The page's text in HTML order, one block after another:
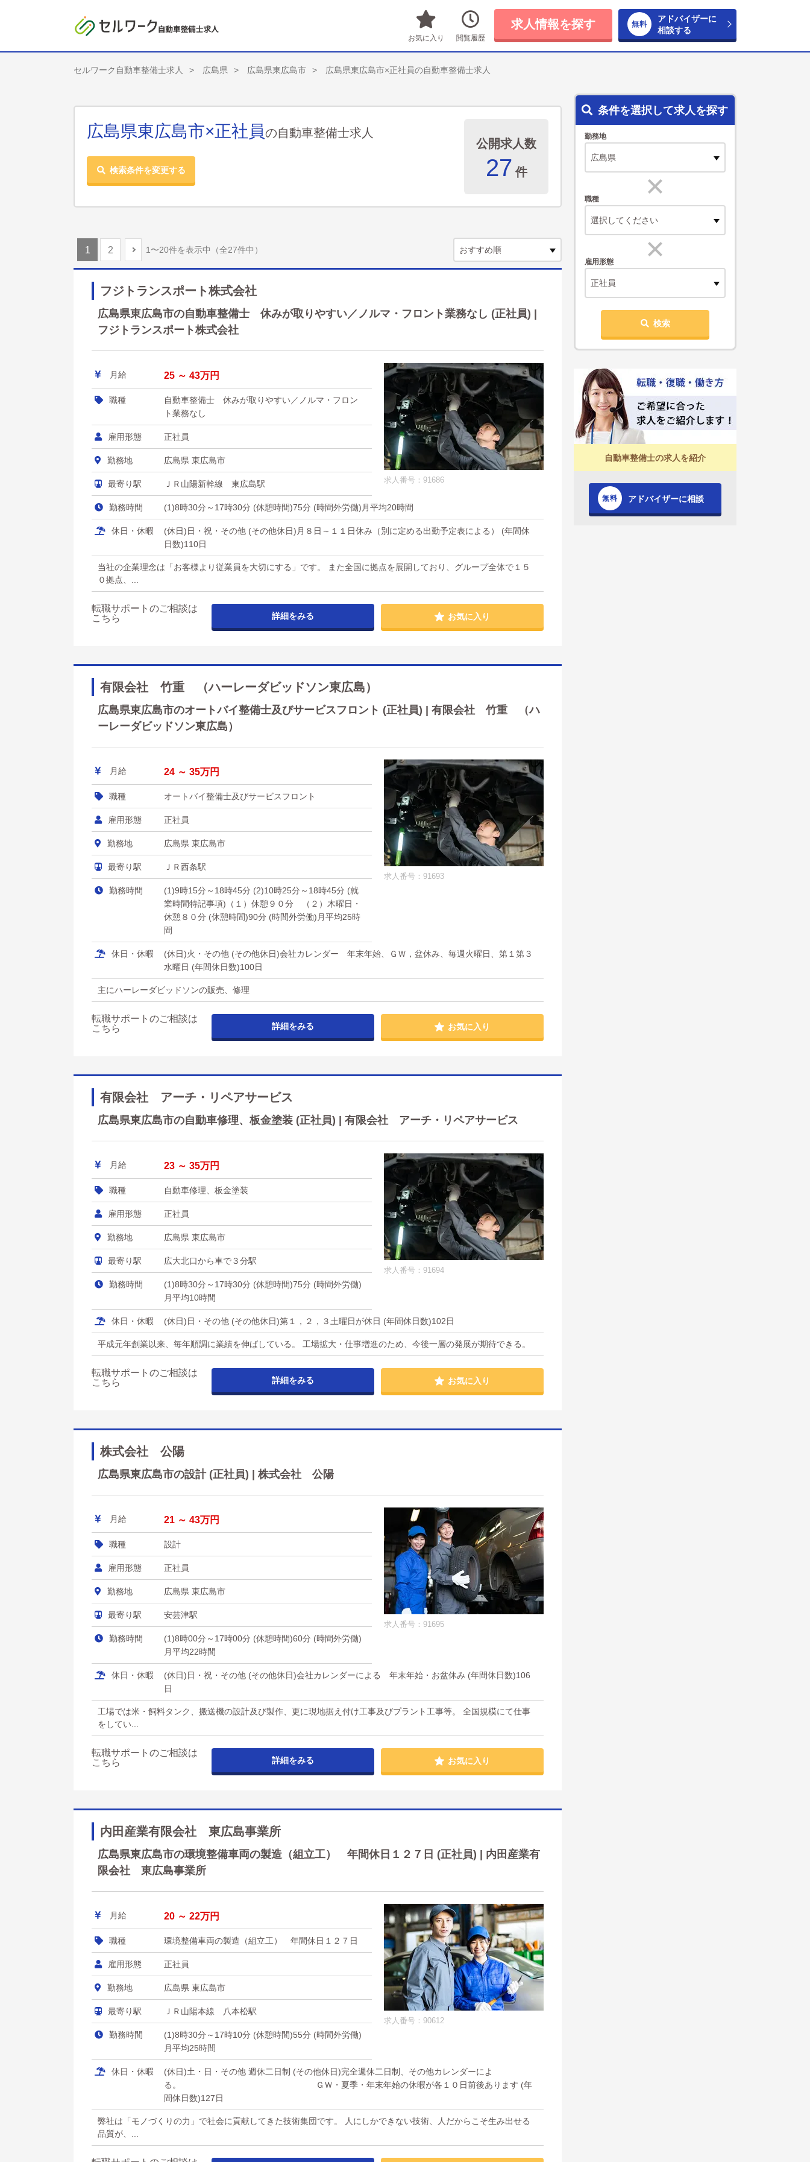
お気に入り 閲覧履歴
求人情報を探す
アドバイザーに
相談する
セルワーク自動車整備士求人 広島県 広島県東広島市 広島県東広島市×正社員の自動車整備士求人
広島県東広島市×正社員の自動車整備士求人
検索条件を変更する
公開求人数
27 件
1 2 1〜20件を表示中 （全27件中）
フジトランスポート株式会社
広島県東広島市の自動車整備士 休みが取りやすい／ノルマ・フロント業務なし (正社員) |
フジトランスポート株式会社
求人番号：91686
月給 25 ～ 43万円
職種
自動車整備士 休みが取りやすい／ノルマ・フロン
ト業務なし
雇用形態 正社員
勤務地 広島県 東広島市
最寄り駅 ＪＲ山陽新幹線 東広島駅
勤務時間 (1)8時30分～17時30分 (休憩時間)75分 (時間外労働)月平均20時間
休日・休暇
(休日)日・祝・その他 (その他休日)月８日～１１日休み（別に定める出勤予定表による） (年間休
日数)110日
当社の企業理念は「お客様より従業員を大切にする」です。 また全国に拠点を展開しており、グループ全体で１５
０拠点、...
転職サポートのご相談は
こちら
詳細をみる お気に入り
有限会社 竹重 （ハーレーダビッドソン東広島）
広島県東広島市のオートバイ整備士及びサービスフロント (正社員) | 有限会社 竹重 （ハ
ーレーダビッドソン東広島）
求人番号：91693
月給 24 ～ 35万円
職種 オートバイ整備士及びサービスフロント
雇用形態 正社員
勤務地 広島県 東広島市
最寄り駅 ＪＲ西条駅
勤務時間
(1)9時15分～18時45分 (2)10時25分～18時45分 (就
業時間特記事項)（１）休憩９０分 （２）木曜日・
休憩８０分 (休憩時間)90分 (時間外労働)月平均25時
間
休日・休暇
(休日)火・その他 (その他休日)会社カレンダー 年末年始、ＧＷ，盆休み、毎週火曜日、第１第３
水曜日 (年間休日数)100日
主にハーレーダビッドソンの販売、修理
転職サポートのご相談は
こちら
詳細をみる お気に入り
有限会社 アーチ・リペアサービス
広島県東広島市の自動車修理、板金塗装 (正社員) | 有限会社 アーチ・リペアサービス
求人番号：91694
月給 23 ～ 35万円
職種 自動車修理、板金塗装
雇用形態 正社員
勤務地 広島県 東広島市
最寄り駅 広大北口から車で３分駅
勤務時間
(1)8時30分～17時30分 (休憩時間)75分 (時間外労働)
月平均10時間
休日・休暇 (休日)日・その他 (その他休日)第１，２，３土曜日が休日 (年間休日数)102日
平成元年創業以来、毎年順調に業績を伸ばしている。 工場拡大・仕事増進のため、今後一層の発展が期待できる。
転職サポートのご相談は
こちら
詳細をみる お気に入り
株式会社 公陽
広島県東広島市の設計 (正社員) | 株式会社 公陽
求人番号：91695
月給 21 ～ 43万円
職種 設計
雇用形態 正社員
勤務地 広島県 東広島市
最寄り駅 安芸津駅
勤務時間
(1)8時00分～17時00分 (休憩時間)60分 (時間外労働)
月平均22時間
休日・休暇
(休日)日・祝・その他 (その他休日)会社カレンダーによる 年末年始・お盆休み (年間休日数)106
日
工場では米・飼料タンク、搬送機の設計及び製作、更に現地据え付け工事及びプラント工事等。 全国規模にて仕事
をしてい...
転職サポートのご相談は
こちら
詳細をみる お気に入り
内田産業有限会社 東広島事業所
広島県東広島市の環境整備車両の製造（組立工） 年間休日１２７日 (正社員) | 内田産業有
限会社 東広島事業所
求人番号：90612
月給 20 ～ 22万円
職種 環境整備車両の製造（組立工） 年間休日１２７日
雇用形態 正社員
勤務地 広島県 東広島市
最寄り駅 ＪＲ山陽本線 八本松駅
勤務時間
(1)8時30分～17時10分 (休憩時間)55分 (時間外労働)
月平均25時間
休日・休暇
(休日)土・日・その他 週休二日制 (その他休日)完全週休二日制、その他カレンダーによ
る。 ＧＷ・夏季・年末年始の休暇が各１０日前後あります (年
間休日数)127日
弊社は「モノづくりの力」で社会に貢献してきた技術集団です。 人にしかできない技術、人だからこそ生み出せる
品質が、...
条件を選択して求人を探す
勤務地
職種
選択してください
雇用形態
正社員
検索
自動車整備士の求人を紹介
アドバイザーに相談